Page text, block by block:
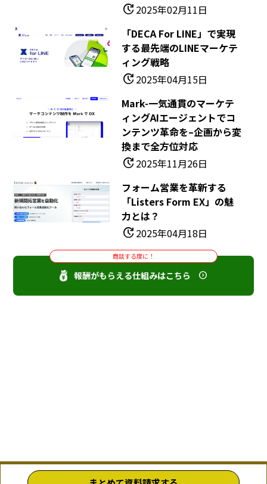
update2025年02月11日
「DECA For LINE」で実現
する最先端のLINEマーケテ
ィング戦略
update2025年04月15日
Mark-一気通貫のマーケテ
ィングAIエージェントでコ
ンテンツ革命を–企画から変
換まで全方位対応
update2025年11月26日
フォーム営業を革新する
「Listers Form EX」の魅
力とは？
update2025年04月18日
商談する度に！
報酬がもらえる仕組みはこちら